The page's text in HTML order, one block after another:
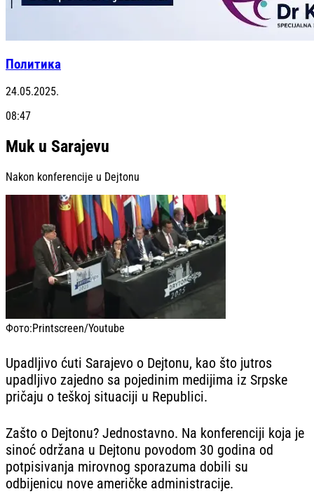
Политика
24.05.2025.
08:47
Muk u Sarajevu
Nakon konferencije u Dejtonu
Фото:Printscreen/Youtube
Upadljivo ćuti Sarajevo o Dejtonu, kao što jutros
upadljivo zajedno sa pojedinim medijima iz Srpske
pričaju o teškoj situaciji u Republici.
Zašto o Dejtonu? Jednostavno. Na konferenciji koja je
sinoć održana u Dejtonu povodom 30 godina od
potpisivanja mirovnog sporazuma dobili su
odbijenicu nove američke administracije.